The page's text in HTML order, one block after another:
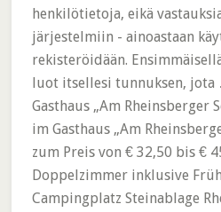
henkilötietoja, eikä
järjestelmiin - ainoastaan
rekisteröidään.
luot itsellesi tunnuksen, jota
Gasthaus „Am Rheinsberger
im Gasthaus „Am
zum Preis von € 32,50 bis €
Doppelzimmer inklusive
Campingplatz Steinablage